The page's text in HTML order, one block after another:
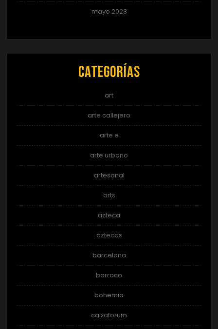
mayo 2023
Categorías
art
arte callejero
arte e
arte urbano
artesanal
arts
azteca
aztecas
barcelona
barroco
bohemia
caixaforum